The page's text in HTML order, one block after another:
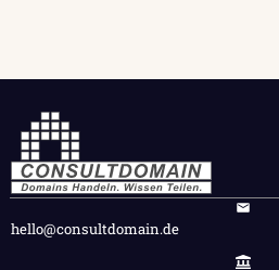
hello@consultdomain.de